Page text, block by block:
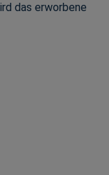
das erworbene